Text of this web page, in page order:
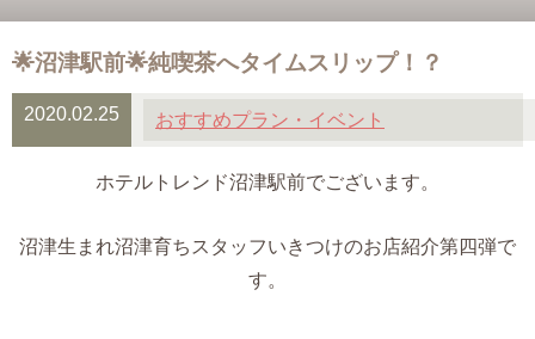
🌟沼津駅前🌟純喫茶へタイムスリップ！？
2020.02.25 おすすめプラン・イベント
ホテルトレンド沼津駅前でございます。
沼津生まれ沼津育ちスタッフいきつけのお店紹介第四弾で
す。